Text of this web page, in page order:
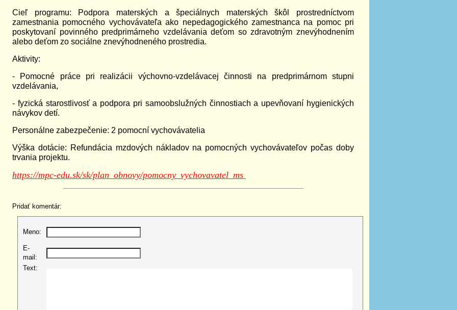
Cieľ programu: Podpora materských a špeciálnych materských škôl prostredníctvom
zamestnania pomocného vychovávateľa ako nepedagogického zamestnanca na pomoc pri
poskytovaní povinného predprimárneho vzdelávania deťom so zdravotným znevýhodnením
alebo deťom zo sociálne znevýhodneného prostredia.
Aktivity:
- Pomocné práce pri realizácii výchovno-vzdelávacej činnosti na predprimárnom stupni
vzdelávania,
- fyzická starostlivosť a podpora pri samoobslužných činnostiach a upevňovaní hygienických
návykov detí.
Personálne zabezpečenie: 2 pomocní vychovávatelia
Výška dotácie: Refundácia mzdových nákladov na pomocných vychovávateľov počas doby
trvania projektu.
https://mpc-edu.sk/sk/plan_obnovy/pomocny_vychovavatel_ms
Pridať komentár:
Meno:
E-
mail:
Text: